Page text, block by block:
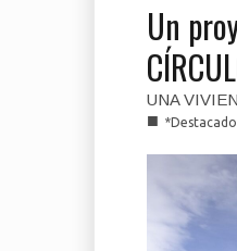
Un
UNA
■ *Destacado